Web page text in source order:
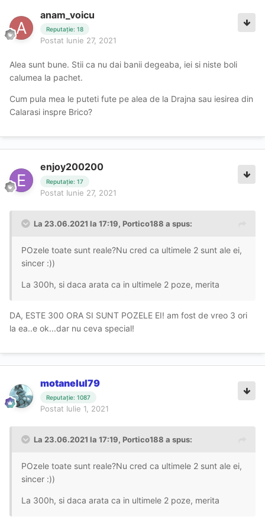
anam_voicu
Reputație: 18
Postat Iunie 27, 2021
Alea sunt bune. Stii ca nu dai banii degeaba, iei si niste boli
calumea la pachet.
Cum pula mea le puteti fute pe alea de la Drajna sau iesirea din
Calarasi inspre Brico?
enjoy200200
Reputație: 17
Postat Iunie 27, 2021
La 23.06.2021 la 17:19, Portico188 a spus:
POzele toate sunt reale?Nu cred ca ultimele 2 sunt ale ei,
sincer :))
La 300h, si daca arata ca in ultimele 2 poze, merita
DA, ESTE 300 ORA SI SUNT POZELE EI! am fost de vreo 3 ori
la ea..e ok...dar nu ceva special!
motanelul79
Reputație: 1087
Postat Iulie 1, 2021
La 23.06.2021 la 17:19, Portico188 a spus:
POzele toate sunt reale?Nu cred ca ultimele 2 sunt ale ei,
sincer :))
La 300h, si daca arata ca in ultimele 2 poze, merita